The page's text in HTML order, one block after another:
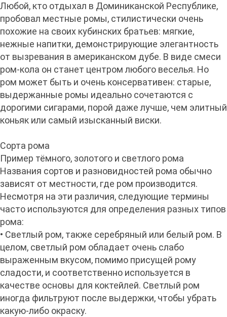
Любой, кто отдыхал в Доминиканской Республике,
пробовал местные ромы, стилистически очень
похожие на своих кубинских братьев: мягкие,
нежные напитки, демонстрирующие элегантность
от вызревания в американском дубе. В виде смеси
ром-кола он станет центром любого веселья. Но
ром может быть и очень консервативен: старые,
выдержанные ромы идеально сочетаются с
дорогими сигарами, порой даже лучше, чем элитный
коньяк или самый изысканный виски.
Сорта рома
Пример тёмного, золотого и светлого рома
Названия сортов и разновидностей рома обычно
зависят от местности, где ром производится.
Несмотря на эти различия, следующие термины
часто используются для определения разных типов
рома:
• Светлый ром, также серебряный или белый ром. В
целом, светлый ром обладает очень слабо
выраженным вкусом, помимо присущей рому
сладости, и соответственно используется в
качестве основы для коктейлей. Светлый ром
иногда фильтруют после выдержки, чтобы убрать
какую-либо окраску.